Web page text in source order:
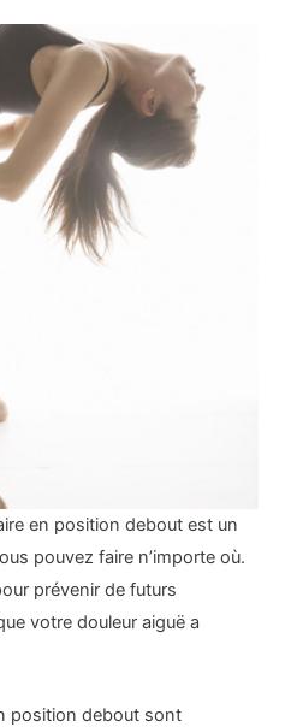
en position debout est un
pouvez faire n’importe où.
prévenir de futurs
votre douleur aiguë a
position debout sont